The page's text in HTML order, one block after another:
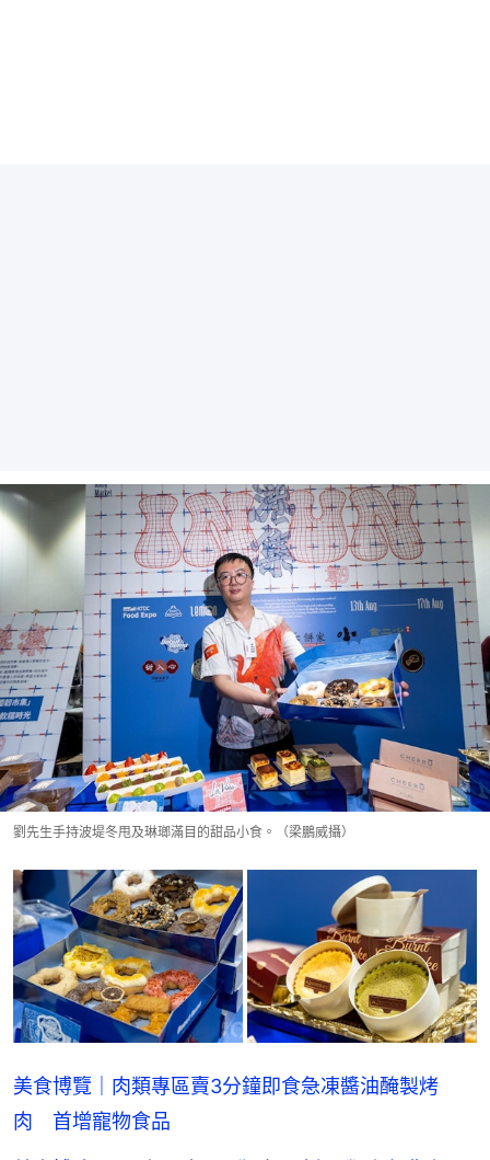
劉先生手持波堤冬甩及琳瑯滿目的甜品小食。（梁鵬威攝）
美食博覽｜肉類專區賣3分鐘即食急凍醬油醃製烤
肉 首增寵物食品